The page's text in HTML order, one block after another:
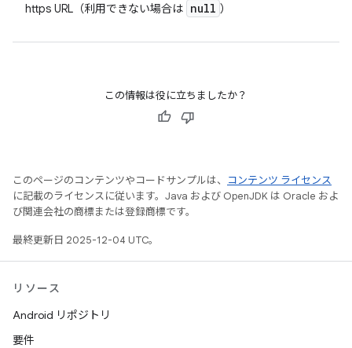
https URL（利用できない場合は null ）
この情報は役に立ちましたか？
このページのコンテンツやコードサンプルは、
コンテンツ ライセンス
に記載のライセンスに従います。Java および OpenJDK は Oracle およ
び関連会社の商標または登録商標です。
最終更新日 2025-12-04 UTC。
リソース
Android リポジトリ
要件